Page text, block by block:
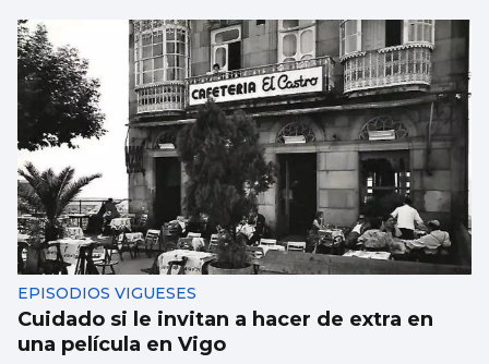
EPISODIOS VIGUESES
Cuidado si le invitan a hacer de extra en
una película en Vigo